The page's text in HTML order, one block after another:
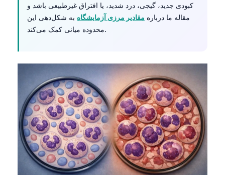
کبودی جدید، گیجی، درد شدید، یا افتراق غیرطبیعی باشد و
مقاله ما درباره مقادیر مرزی آزمایشگاه به شکل‌دهی این
محدوده میانی کمک می‌کند.
Հայերեն
Íslenska
Српски језик
Svenska
Bosanski
Azərbaycan dili
ქართული
Русский